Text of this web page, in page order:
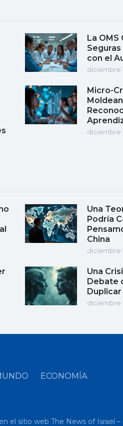
La OMS
con el
diciembre
Micro-
diciembre
Una
Podría
China
diciembre
Una
Debate
Duplicar
diciembre
ECONOMÍA
el sitio web The News of